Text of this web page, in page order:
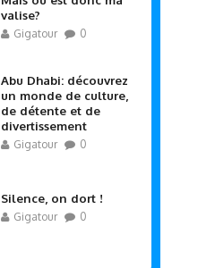
valise?
Gigatour 0
Abu Dhabi: découvrez
un monde de culture,
de détente et de
divertissement
Gigatour 0
Silence, on dort !
Gigatour 0